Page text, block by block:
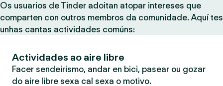
Os usuarios de Tinder adoitan atopar intereses que
comparten con outros membros da comunidade. Aquí tes
unhas cantas actividades comúns:
Actividades ao aire libre
Facer sendeirismo, andar en bici, pasear ou gozar
do aire libre sexa cal sexa o motivo.